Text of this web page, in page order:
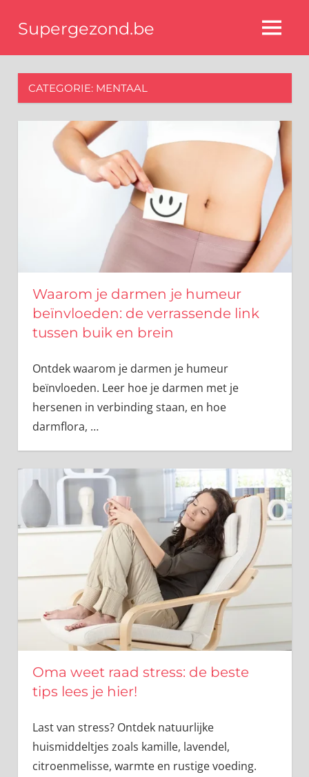
naar
inhoud
Supergezond.be MENU
CATEGORIE: MENTAAL
Waarom je darmen je humeur
beïnvloeden: de verrassende link
tussen buik en brein
Ontdek waarom je darmen je humeur
beïnvloeden. Leer hoe je darmen met je
hersenen in verbinding staan, en hoe
darmflora, …
Oma weet raad stress: de beste
tips lees je hier!
Last van stress? Ontdek natuurlijke
huismiddeltjes zoals kamille, lavendel,
citroenmelisse, warmte en rustige voeding.